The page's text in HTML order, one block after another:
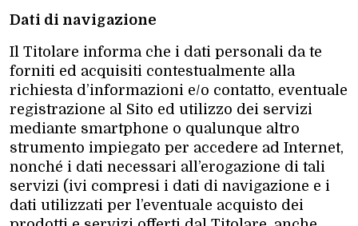
Dati di navigazione
Il Titolare informa che i dati personali da te
forniti ed acquisiti contestualmente alla
richiesta d’informazioni e/o contatto, eventuale
registrazione al Sito ed utilizzo dei servizi
mediante smartphone o qualunque altro
strumento impiegato per accedere ad Internet,
nonché i dati necessari all’erogazione di tali
servizi (ivi compresi i dati di navigazione e i
dati utilizzati per l’eventuale acquisto dei